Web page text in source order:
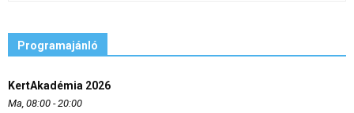
Programajánló
KertAkadémia 2026
Ma, 08:00 - 20:00